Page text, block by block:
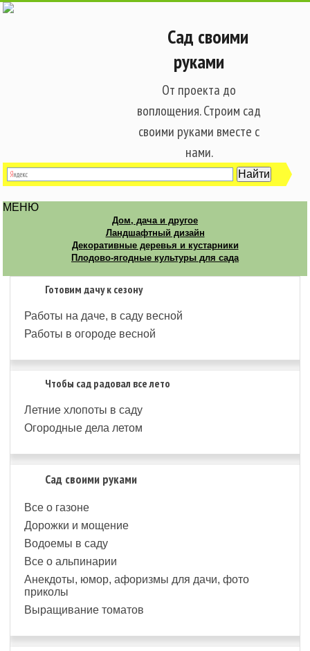
Сад своими
руками
От проекта до
воплощения. Строим сад
своими руками вместе с
нами.
МЕНЮ
Дом, дача и другое
Ландшафтный дизайн
Декоративные деревья и кустарники
Плодово-ягодные культуры для сада
Готовим дачу к сезону
Работы на даче, в саду весной
Работы в огороде весной
Чтобы сад радовал все лето
Летние хлопоты в саду
Огородные дела летом
Сад своими руками
Все о газоне
Дорожки и мощение
Водоемы в саду
Все о альпинарии
Анекдоты, юмор, афоризмы для дачи, фото
приколы
Выращивание томатов